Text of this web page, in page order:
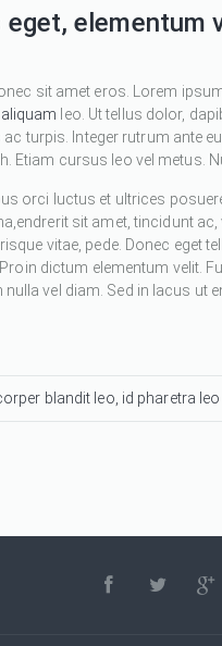
elementum
sit amet eros. Lorem
leo. Ut tellus dolor,
turpis. Integer rutrum ante
Etiam cursus leo vel metus.
orci luctus et ultrices
sit amet, tincidunt
vitae, pede. Donec eget
dictum elementum velit.
vel diam. Sed in lacus ut
blandit leo, id pharetra leo